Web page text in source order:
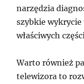
narzędzia
szybkie
właściwych
Warto również
telewizora to